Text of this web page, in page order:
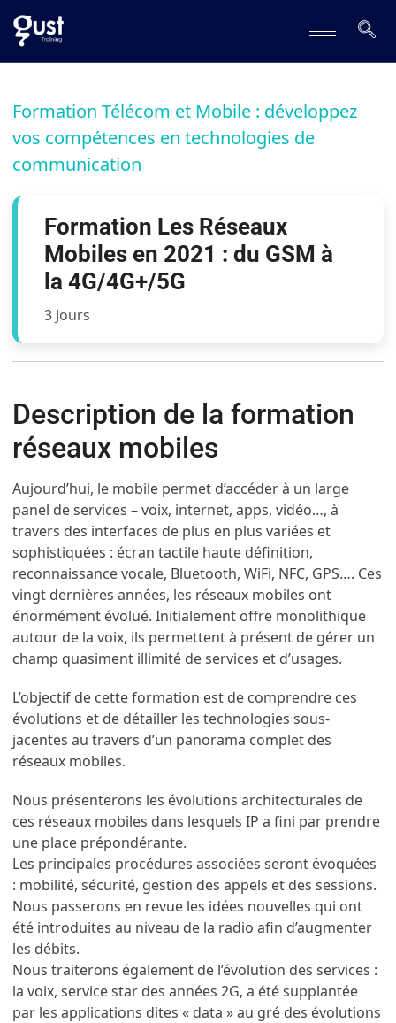
Formation Télécom et Mobile : développez
vos compétences en technologies de
communication
Formation Les Réseaux
Mobiles en 2021 : du GSM à
la 4G/4G+/5G
3 Jours
Description de la formation
réseaux mobiles
Aujourd’hui, le mobile permet d’accéder à un large
panel de services – voix, internet, apps, vidéo…, à
travers des interfaces de plus en plus variées et
sophistiquées : écran tactile haute définition,
reconnaissance vocale, Bluetooth, WiFi, NFC, GPS…. Ces
vingt dernières années, les réseaux mobiles ont
énormément évolué. Initialement offre monolithique
autour de la voix, ils permettent à présent de gérer un
champ quasiment illimité de services et d’usages.
L’objectif de cette formation est de comprendre ces
évolutions et de détailler les technologies sous-
jacentes au travers d’un panorama complet des
réseaux mobiles.
Nous présenterons les évolutions architecturales de
ces réseaux mobiles dans lesquels IP a fini par prendre
une place prépondérante.
Les principales procédures associées seront évoquées
: mobilité, sécurité, gestion des appels et des sessions.
Nous passerons en revue les idées nouvelles qui ont
été introduites au niveau de la radio afin d’augmenter
les débits.
Nous traiterons également de l’évolution des services :
la voix, service star des années 2G, a été supplantée
par les applications dites « data » au gré des évolutions